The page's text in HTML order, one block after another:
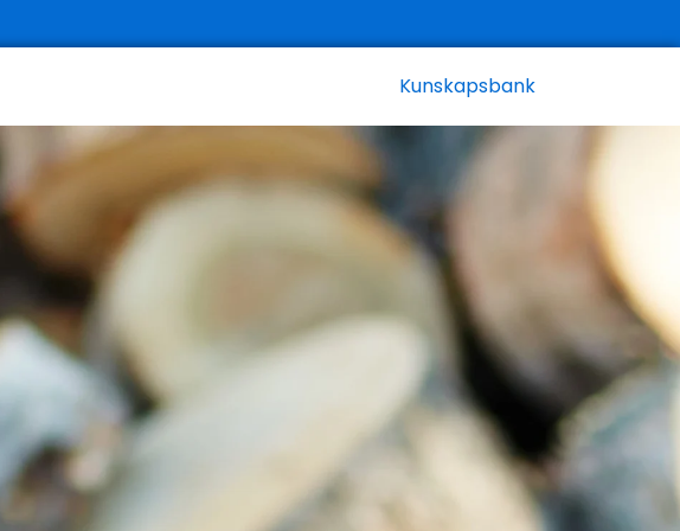
Kunskapsbank